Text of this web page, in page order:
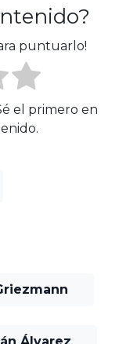
puntuarlo!
el primero en